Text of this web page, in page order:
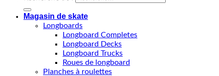
Magasin de skate
Longboards
Longboard Completes
Longboard Decks
Longboard Trucks
Roues de longboard
Planches à roulettes